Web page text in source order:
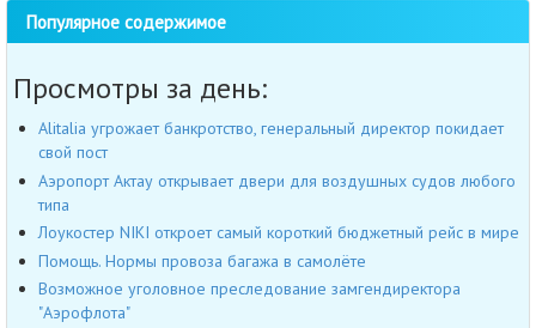
Популярное содержимое
Просмотры за день:
Alitalia угрожает банкротство, генеральный директор покидает
свой пост
Аэропорт Актау открывает двери для воздушных судов любого
типа
Лоукостер NIKI откроет самый короткий бюджетный рейс в мире
Помощь. Нормы провоза багажа в самолёте
Возможное уголовное преследование замгендиректора
"Аэрофлота"